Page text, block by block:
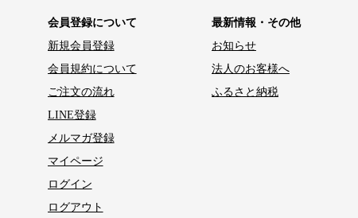
会員登録について
新規会員登録
会員規約について
ご注文の流れ
LINE登録
メルマガ登録
マイページ
ログイン
ログアウト
最新情報・その他
お知らせ
法人のお客様へ
ふるさと納税